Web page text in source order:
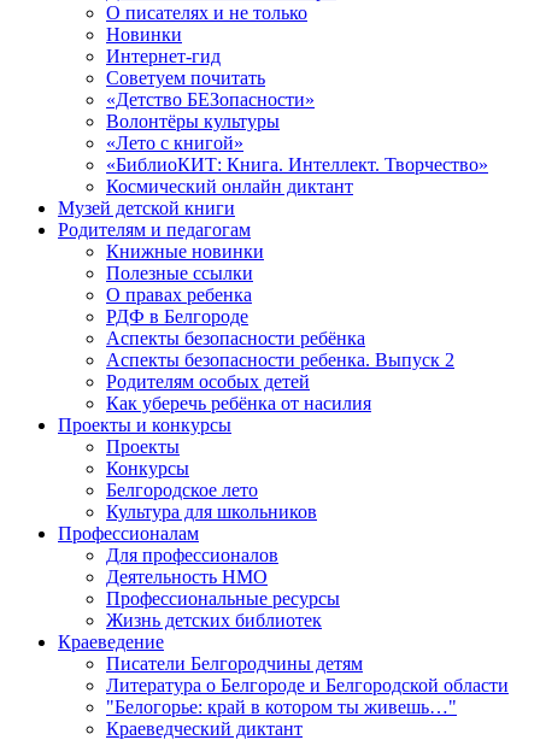
О писателях и не только
Новинки
Интернет-гид
Советуем почитать
«Детство БЕЗопасности»
Волонтёры культуры
«Лето с книгой»
«БиблиоКИТ: Книга. Интеллект. Творчество»
Космический онлайн диктант
Музей детской книги
Родителям и педагогам
Книжные новинки
Полезные ссылки
О правах ребенка
РДФ в Белгороде
Аспекты безопасности ребёнка
Аспекты безопасности ребенка. Выпуск 2
Родителям особых детей
Как уберечь ребёнка от насилия
Проекты и конкурсы
Проекты
Конкурсы
Белгородское лето
Культура для школьников
Профессионалам
Для профессионалов
Деятельность НМО
Профессиональные ресурсы
Жизнь детских библиотек
Краеведение
Писатели Белгородчины детям
Литература о Белгороде и Белгородской области
"Белогорье: край в котором ты живешь…"
Краеведческий диктант